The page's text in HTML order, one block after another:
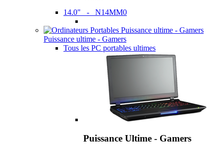
14.0" - N14MM0
Puissance ultime - Gamers
Tous les PC portables ultimes
Puissance Ultime - Gamers